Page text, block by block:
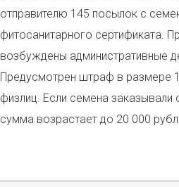
отправителю 145 посылок с
фитосанитарного сертификата.
возбуждены административные
Предусмотрен штраф в размере
физлиц. Если семена заказывали
сумма возрастает до 20 000